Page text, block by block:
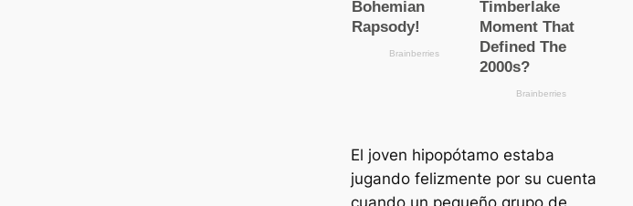
El joven hipopótamo estaba
jugando felizmente por su cuenta